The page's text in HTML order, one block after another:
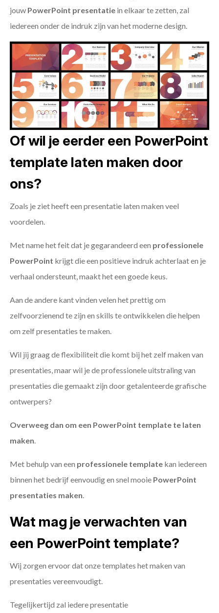
jouw PowerPoint presentatie in elkaar te zetten, zal
iedereen onder de indruk zijn van het moderne design.
Of wil je eerder een PowerPoint
template laten maken door
ons?
Zoals je ziet heeft een presentatie laten maken veel
voordelen.
Met name het feit dat je gegarandeerd een professionele
PowerPoint krijgt die een positieve indruk achterlaat en je
verhaal ondersteunt, maakt het een goede keus.
Aan de andere kant vinden velen het prettig om
zelfvoorzienend te zijn en skills te ontwikkelen die helpen
om zelf presentaties te maken.
Wil jij graag de flexibiliteit die komt bij het zelf maken van
presentaties, maar wil je de professionele uitstraling van
presentaties die gemaakt zijn door getalenteerde grafische
ontwerpers?
Overweeg dan om een PowerPoint template te laten
maken.
Met behulp van een professionele template kan iedereen
binnen het bedrijf eenvoudig en snel mooie PowerPoint
presentaties maken.
Wat mag je verwachten van
een PowerPoint template?
Wij zorgen ervoor dat onze templates het maken van
presentaties vereenvoudigt.
Tegelijkertijd zal iedere presentatie